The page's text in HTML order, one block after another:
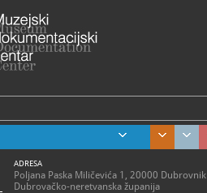
ADRESA
Poljana Paska Miličevića 1, 20000 Dubrovnik
Dubrovačko-neretvanska županija